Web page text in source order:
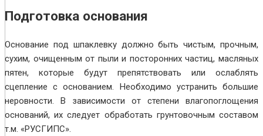
Подготовка основания
Основание под шпаклевку должно быть чистым, прочным,
сухим, очищенным от пыли и посторонних частиц, масляных
пятен, которые будут препятствовать или ослаблять
сцепление с основанием. Необходимо устранить большие
неровности. В зависимости от степени влагопоглощения
оснований, их следует обработать грунтовочным составом
т.м. «РУСГИПС».